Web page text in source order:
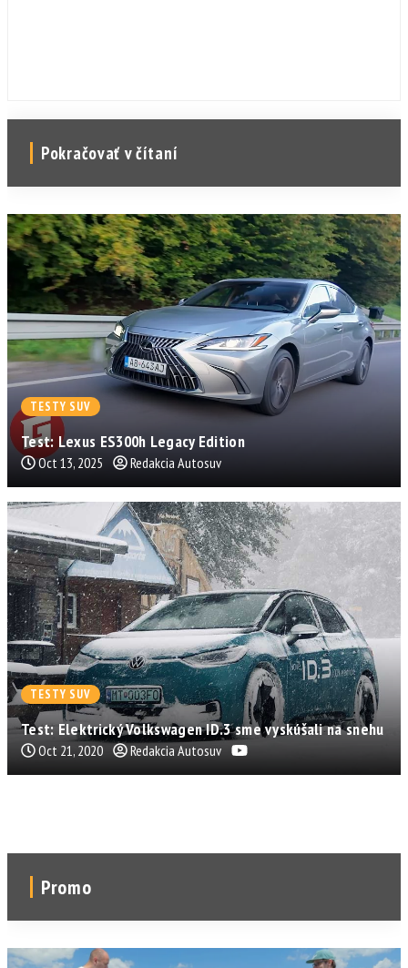
Pokračovať v čítaní
TESTY SUV
Test: Lexus ES300h Legacy Edition
Oct 13, 2025 Redakcia Autosuv
TESTY SUV
Test: Elektrický Volkswagen ID.3 sme vyskúšali na snehu
Oct 21, 2020 Redakcia Autosuv
Promo